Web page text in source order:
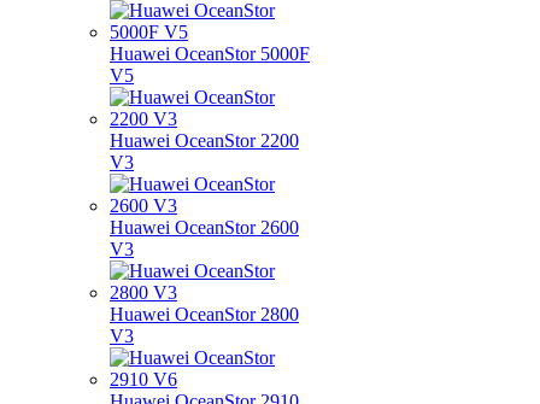
Huawei OceanStor 5000F
V5
Huawei OceanStor 2200
V3
Huawei OceanStor 2600
V3
Huawei OceanStor 2800
V3